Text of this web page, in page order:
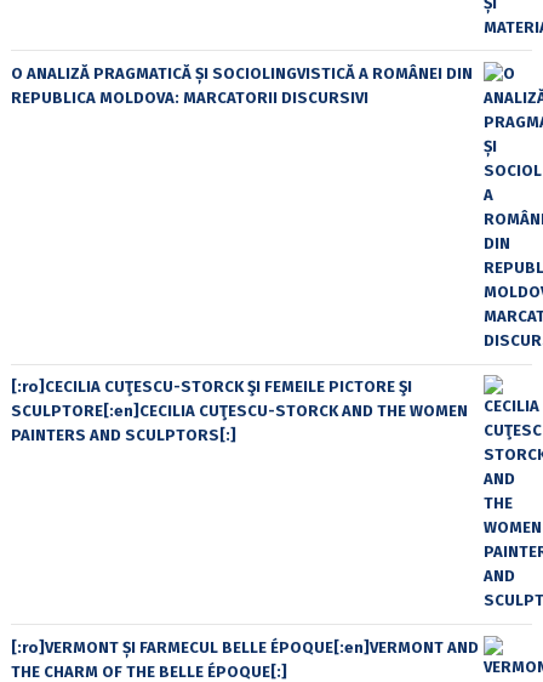
O ANALIZĂ PRAGMATICĂ ȘI SOCIOLINGVISTICĂ A ROMÂNEI DIN
REPUBLICA MOLDOVA: MARCATORII DISCURSIVI
[:ro]CECILIA CUŢESCU-STORCK ŞI FEMEILE PICTORE ŞI
SCULPTORE[:en]CECILIA CUŢESCU-STORCK AND THE WOMEN
PAINTERS AND SCULPTORS[:]
[:ro]VERMONT ȘI FARMECUL BELLE ÉPOQUE[:en]VERMONT AND
THE CHARM OF THE BELLE ÉPOQUE[:]